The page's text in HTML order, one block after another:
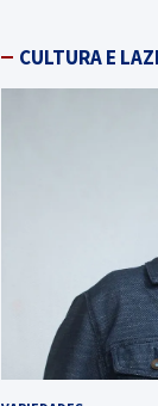
CULTURA E